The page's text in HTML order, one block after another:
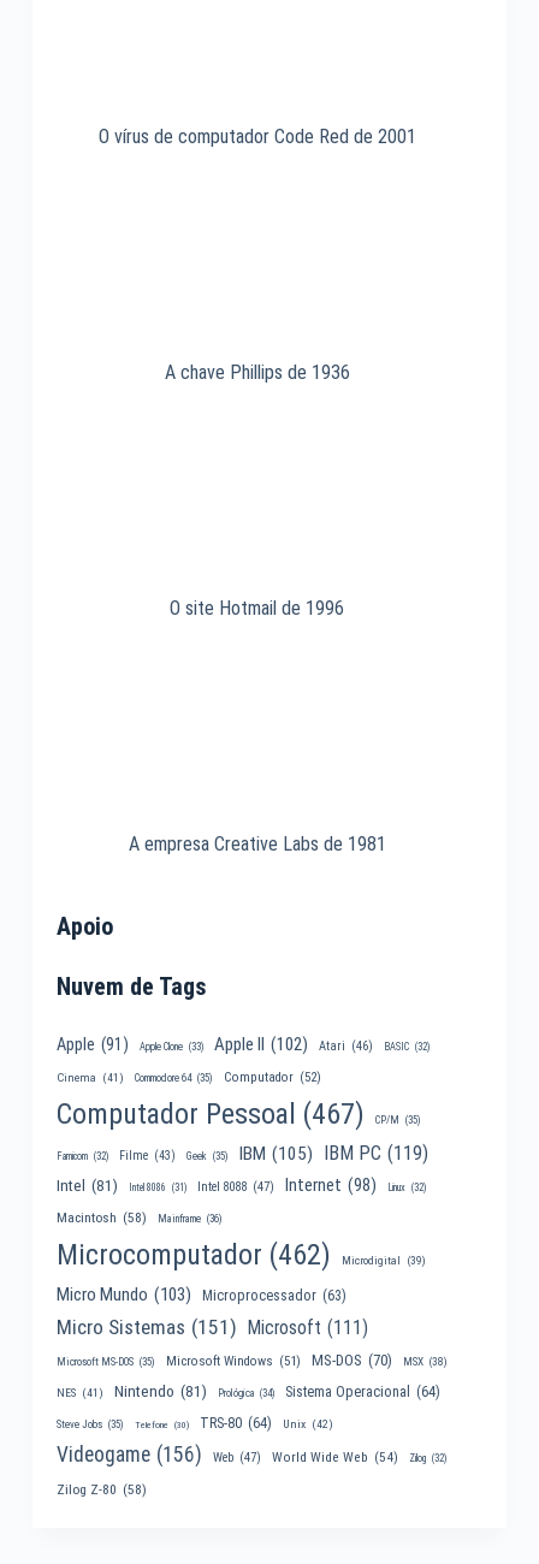
O vírus de computador Code Red de 2001
A chave Phillips de 1936
O site Hotmail de 1996
A empresa Creative Labs de 1981
Apoio
Nuvem de Tags
Apple (91) Apple Clone (33) Apple II (102) Atari (46) BASIC (32)
Cinema (41) Commodore 64 (35) Computador (52)
Computador Pessoal (467) CP/M (35)
Famicom (32) Filme (43) Geek (35) IBM (105) IBM PC (119)
Intel (81) Intel 8086 (31) Intel 8088 (47) Internet (98) Linux (32)
Macintosh (58) Mainframe (36)
Microcomputador (462) Microdigital (39)
Micro Mundo (103) Microprocessador (63)
Micro Sistemas (151) Microsoft (111)
Microsoft MS-DOS (35) Microsoft Windows (51) MS-DOS (70) MSX (38)
NES (41) Nintendo (81) Prológica (34) Sistema Operacional (64)
Steve Jobs (35) Telefone (30) TRS-80 (64) Unix (42)
Videogame (156) Web (47) World Wide Web (54) Zilog (32)
Zilog Z-80 (58)